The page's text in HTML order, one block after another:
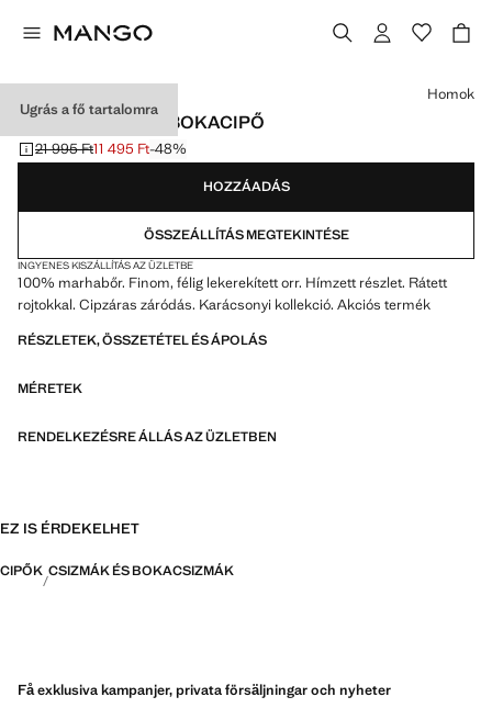
Ugrás a fő tartalomra
ROJTOZOTT BŐR BOKACIPŐ
Kezdeti ár áthúzva [21 995 Ft ]
21 995 Ft
Jelenlegi ár [11 495 Ft ]
11 495 Ft-48%
Válassz egy színt
Homok
HOZZÁADÁS
ÖSSZEÁLLÍTÁS MEGTEKINTÉSE
INGYENES KISZÁLLÍTÁS AZ ÜZLETBE
100% marhabőr. Finom, félig lekerekített orr. Hímzett részlet. Rátett
rojtokkal. Cipzáras záródás. Karácsonyi kollekció. Akciós termék
RÉSZLETEK, ÖSSZETÉTEL ÉS ÁPOLÁS
MÉRETEK
RENDELKEZÉSRE ÁLLÁS AZ ÜZLETBEN
EZ IS ÉRDEKELHET
CIPŐK CSIZMÁK ÉS BOKACSIZMÁK
Få exklusiva kampanjer, privata försäljningar och nyheter